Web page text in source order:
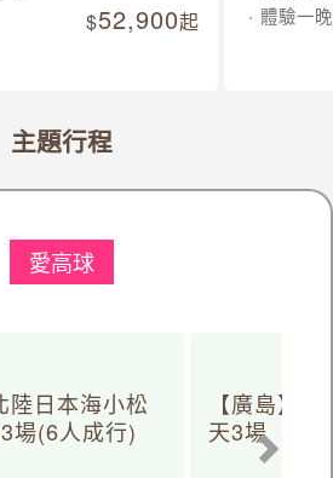
52,900起
體驗一
愛高球
主題行程
陸日本海小松
場(6人成行)
【廣島】
天3場